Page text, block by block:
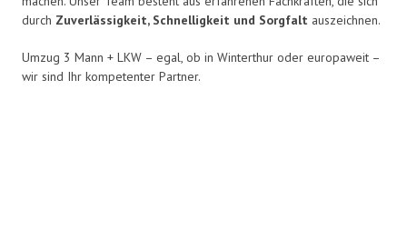
durch Zuverlässigkeit, Schnelligkeit und Sorgfalt auszeichnen.
Umzug 3 Mann + LKW – egal, ob in Winterthur oder europaweit –
wir sind Ihr kompetenter Partner.